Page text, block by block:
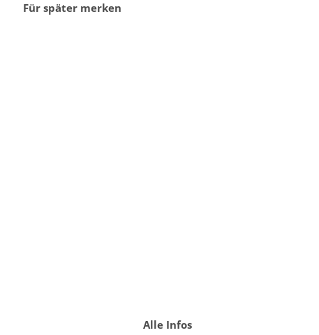
Für später merken
Alle Infos